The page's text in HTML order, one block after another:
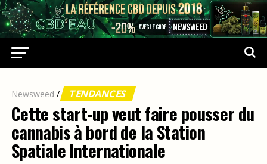
Newsweed / TENDANCES
Cette start-up veut faire pousser du
cannabis à bord de la Station
Spatiale Internationale